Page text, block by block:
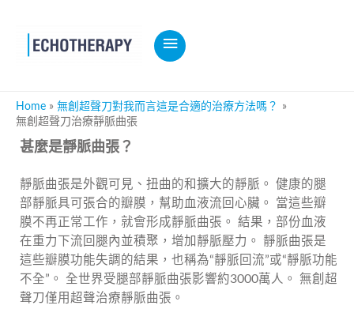
MAIN
Home
無創超聲刀對我而言這是合適的治療方法嗎？
無創超聲刀治療靜脈曲張
甚麼是靜脈曲張？
靜脈曲張是外觀可見、扭曲的和擴大的靜脈。 健康的腿
部靜脈具可張合的瓣膜，幫助血液流回心臟。 當這些瓣
膜不再正常工作，就會形成靜脈曲張。 結果，部份血液
在重力下流回腿內並積聚，增加靜脈壓力。 靜脈曲張是
這些瓣膜功能失調的結果，也稱為“靜脈回流”或“靜脈功能
不全”。 全世界受腿部靜脈曲張影響約3000萬人。 無創超
聲刀僅用超聲治療靜脈曲張。